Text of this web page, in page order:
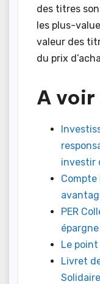
des titres
les plus-
valeur des
du prix
A
investir
Compte
PER
Le point
Livret